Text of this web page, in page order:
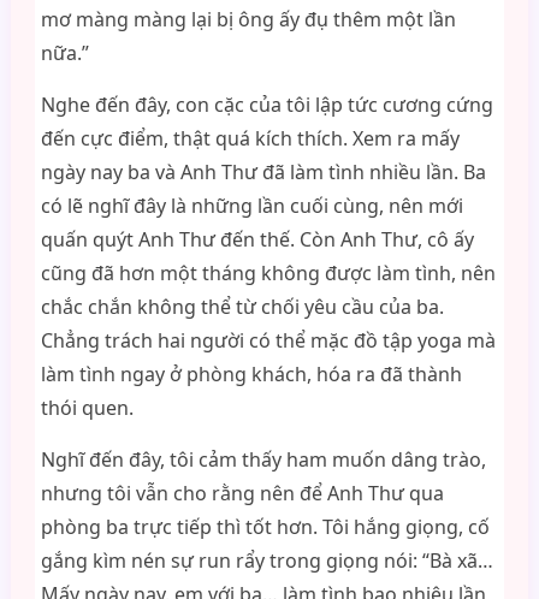
mơ màng màng lại bị ông ấy đụ thêm một lần
nữa.”
Nghe đến đây, con cặc của tôi lập tức cương cứng
đến cực điểm, thật quá kích thích. Xem ra mấy
ngày nay ba và Anh Thư đã làm tình nhiều lần. Ba
có lẽ nghĩ đây là những lần cuối cùng, nên mới
quấn quýt Anh Thư đến thế. Còn Anh Thư, cô ấy
cũng đã hơn một tháng không được làm tình, nên
chắc chắn không thể từ chối yêu cầu của ba.
Chẳng trách hai người có thể mặc đồ tập yoga mà
làm tình ngay ở phòng khách, hóa ra đã thành
thói quen.
Nghĩ đến đây, tôi cảm thấy ham muốn dâng trào,
nhưng tôi vẫn cho rằng nên để Anh Thư qua
phòng ba trực tiếp thì tốt hơn. Tôi hắng giọng, cố
gắng kìm nén sự run rẩy trong giọng nói: “Bà xã…